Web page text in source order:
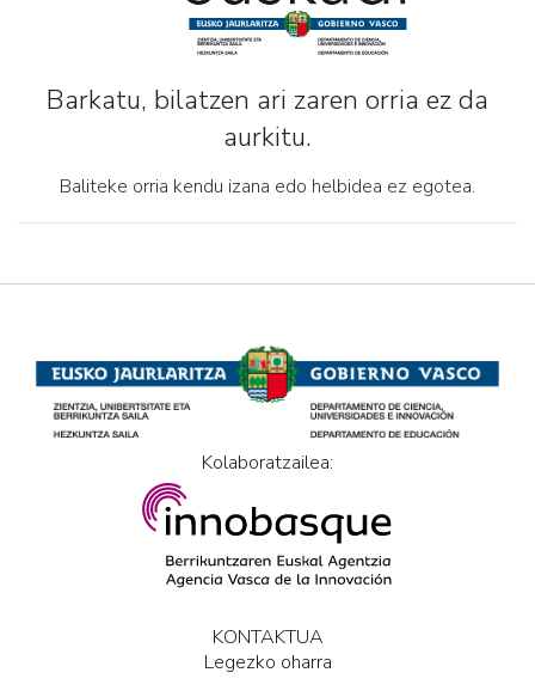
Barkatu, bilatzen ari zaren orria ez da
aurkitu.
Baliteke orria kendu izana edo helbidea ez egotea.
Kolaboratzailea:
KONTAKTUA
Legezko oharra